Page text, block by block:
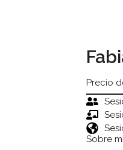
Precio
Sobre